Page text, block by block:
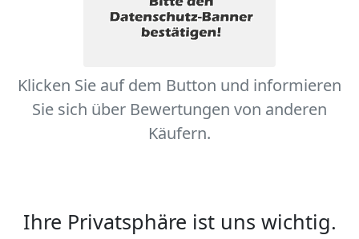
Klicken Sie auf dem Button und informieren
Sie sich über Bewertungen von anderen
Käufern.
Ihre Privatsphäre ist uns wichtig.